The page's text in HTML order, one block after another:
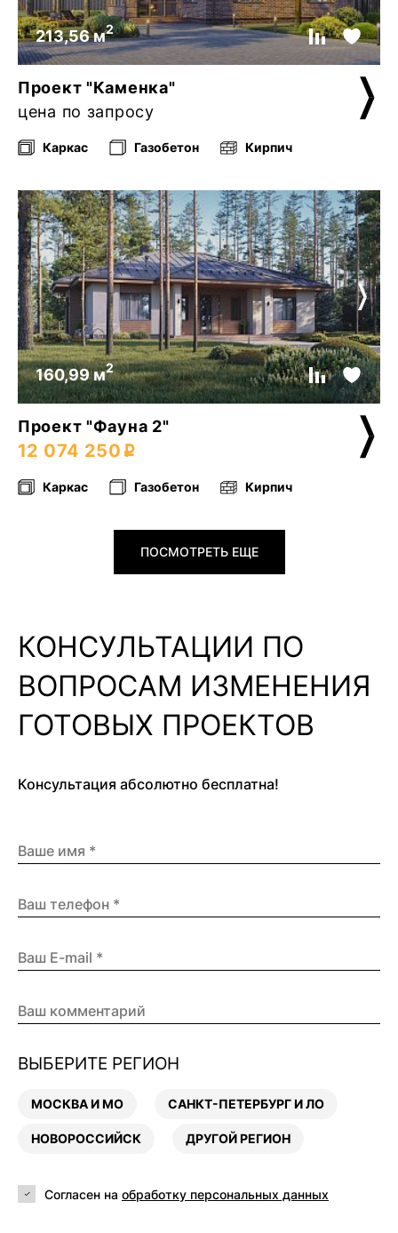
213,56 м2
Проект "Каменка"
цена по запросу
Каркас Газобетон Кирпич
160,99 м2
Проект "Фауна 2"
12 074 250
Каркас Газобетон Кирпич
ПОСМОТРЕТЬ ЕЩЕ
КОНСУЛЬТАЦИИ ПО
ВОПРОСАМ ИЗМЕНЕНИЯ
ГОТОВЫХ ПРОЕКТОВ
Консультация абсолютно бесплатна!
ВЫБЕРИТЕ РЕГИОН
МОСКВА И МО САНКТ-ПЕТЕРБУРГ И ЛО
НОВОРОССИЙСК ДРУГОЙ РЕГИОН
Согласен на обработку персональных данных